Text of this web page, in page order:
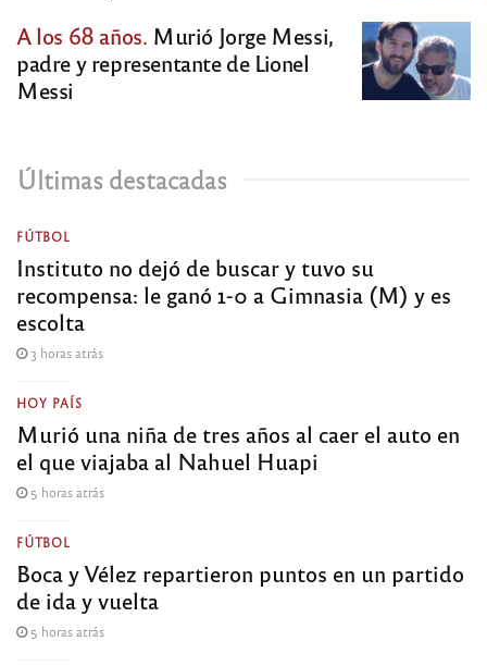
A los 68 años. Murió Jorge Messi,
padre y representante de Lionel
Messi
Últimas destacadas
FÚTBOL
Instituto no dejó de buscar y tuvo su
recompensa: le ganó 1-0 a Gimnasia (M) y es
escolta
3 horas atrás
HOY PAÍS
Murió una niña de tres años al caer el auto en
el que viajaba al Nahuel Huapi
5 horas atrás
FÚTBOL
Boca y Vélez repartieron puntos en un partido
de ida y vuelta
5 horas atrás